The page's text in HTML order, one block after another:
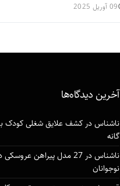
09 آوریل 2025
آخرین دیدگاه‌ها
ناشناسدرکشف علایق شغلی کودک
گانه
ناشناسدر
27 مدل پیراهن
نوجوانان